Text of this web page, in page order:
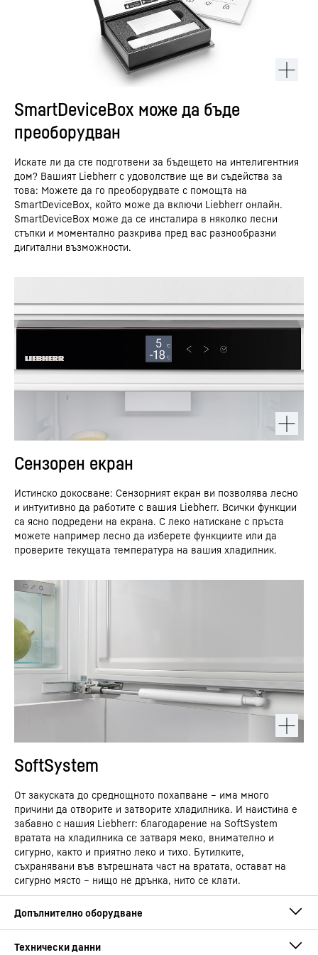
SmartDeviceBox може да бъде
преоборудван
Искате ли да сте подготвени за бъдещето на интелигентния
дом? Вашият Liebherr с удоволствие ще ви съдейства за
това: Можете да го преоборудвате с помощта на
SmartDeviceBox, който може да включи Liebherr онлайн.
SmartDeviceBox може да се инсталира в няколко лесни
стъпки и моментално разкрива пред вас разнообразни
дигитални възможности.
Сензорен екран
Истинско докосване: Сензорният екран ви позволява лесно
и интуитивно да работите с вашия Liebherr. Всички функции
са ясно подредени на екрана. С леко натискане с пръста
можете например лесно да изберете функциите или да
проверите текущата температура на вашия хладилник.
SoftSystem
От закуската до среднощното похапване – има много
причини да отворите и затворите хладилника. И наистина е
забавно с нашия Liebherr: благодарение на SoftSystem
вратата на хладилника се затваря меко, внимателно и
сигурно, както и приятно леко и тихо. Бутилките,
съхранявани във вътрешната част на вратата, остават на
сигурно място – нищо не дрънка, нито се клати.